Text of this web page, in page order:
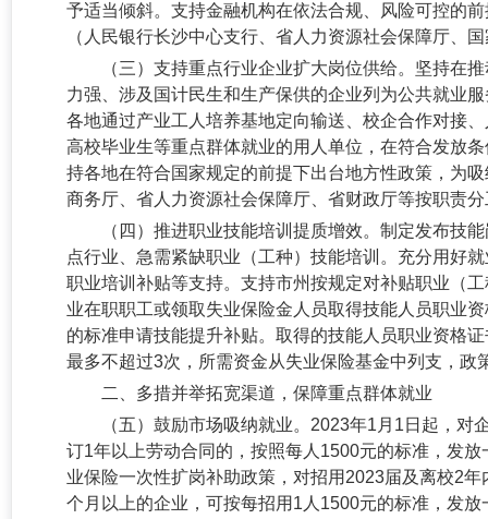
予适当倾斜。支持金融机构在依法合规、风险可控的
（人民银行长沙中心支行、省人力资源社会保障厅、
（三）支持重点行业企业扩大岗位供给。 坚持在
力强、涉及国计民生和生产保供的企业列为公共就业
各地通过产业工人培养基地定向输送、校企合作对接
高校毕业生等重点群体就业的用人单位，在符合发放
持各地在符合国家规定的前提下出台地方性政策，为
商务厅、省人力资源社会保障厅、省财政厅等按职责
（四）推进职业技能培训提质增效。 制定发布技
点行业、急需紧缺职业（工种）技能培训。充分用好
职业培训补贴等支持。支持市州按规定对补贴职业（
业在职职工或领取失业保险金人员取得技能人员职业
的标准申请技能提升补贴。取得的技能人员职业资格
最多不超过3次，所需资金从失业保险基金中列支，
二、多措并举拓宽渠道，保障重点群体就业
（五）鼓励市场吸纳就业。 2023年1月1日起，对
订1年以上劳动合同的，按照每人1500元的标准，发
业保险一次性扩岗补助政策，对招用2023届及离校2
个月以上的企业，可按每招用1人1500元的标准，发